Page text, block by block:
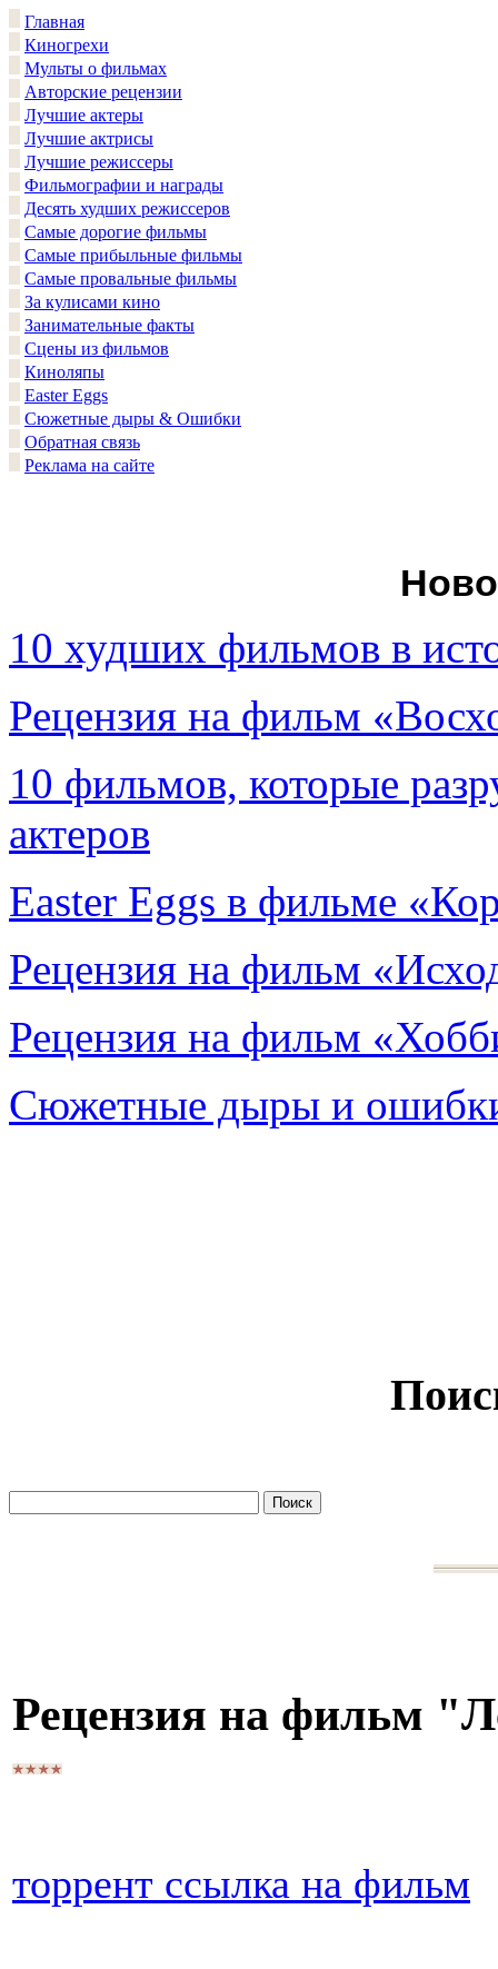
Главная
Киногрехи
Мульты о фильмах
Авторские рецензии
Лучшие актеры
Лучшие актрисы
Лучшие режиссеры
Фильмографии и награды
Десять худших режиссеров
Самые дорогие фильмы
Самые прибыльные фильмы
Самые провальные фильмы
За кулисами кино
Занимательные факты
Сцены из фильмов
Киноляпы
Easter Eggs
Сюжетные дыры & Ошибки
Обратная связь
Реклама на сайте
10 худших фильмов в
Рецензия на фильм
10 фильмов, которые
актеров
Easter Eggs в фильме
Рецензия на фильм
Рецензия на фильм
Сюжетные дыры и
Рецензия на фильм
торрент ссылка на фильм